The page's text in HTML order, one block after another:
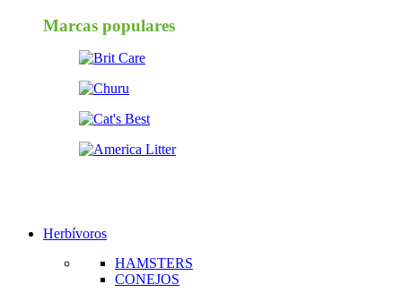
Marcas populares
Herbívoros
HAMSTERS
CONEJOS